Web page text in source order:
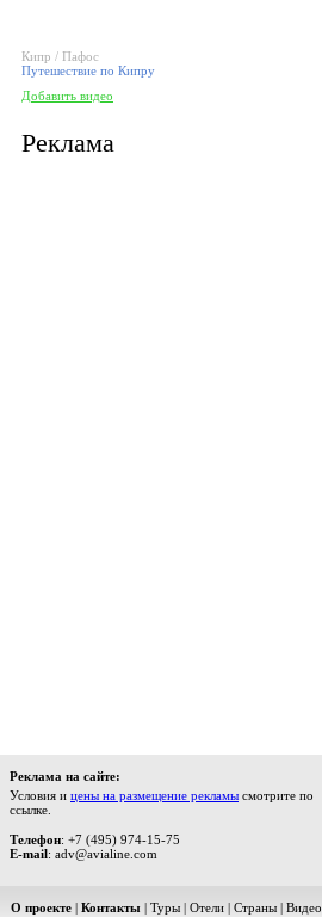
Кипр / Пафос
Путешествие по Кипру
Добавить видео
Реклама
Реклама на сайте:
Условия и цены на размещение рекламы смотрите по
ссылке.
Телефон: +7 (495) 974-15-75
E-mail: adv@avialine.com
О проекте | Контакты | Туры | Отели | Страны | Видео